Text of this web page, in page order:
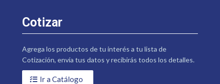
Cotizar
Agrega los productos de tu interés a tu lista de
Cotización, envía tus datos y recibirás todos los detalles.
Ir a Catálogo